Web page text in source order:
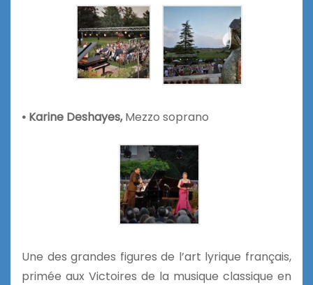
• Karine Deshayes,Mezzo soprano
Une des grandes figures de l’art lyrique français,
primée aux Victoires de la musique classique en